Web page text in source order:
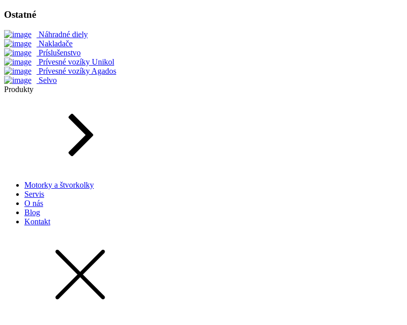
Ostatné
Náhradné diely
Nakladače
Príslušenstvo
Prívesné vozíky Unikol
Prívesné vozíky Agados
Selvo
Produkty
Motorky a štvorkolky
Servis
O nás
Blog
Kontakt